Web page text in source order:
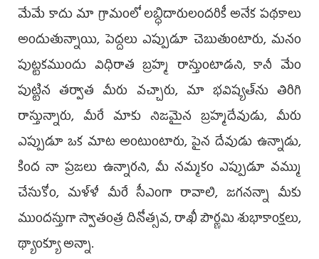
మేమే కాదు మా గ్రామంలో లబ్ధిదారులందరికీ అనేక పథకాలు
అందుతున్నాయి, పెద్దలు ఎప్పుడూ చెబుతుంటారు, మనం
పుట్టకముందు విధిరాత బ్రహ్మ రాస్తుంటాడని, కానీ మేం
పుట్టిన తర్వాత మీరు వచ్చారు, మా భవిష్యత్‌ను తిరిగి
రాస్తున్నారు, మీరే మాకు నిజమైన బ్రహ్మదేవుడు, మీరు
ఎప్పుడూ ఒక మాట అంటుంటారు, పైన దేవుడు ఉన్నాడు,
కింద నా ప్రజలు ఉన్నారని, మీ నమ్మకం ఎప్పుడూ వమ్ము
చేసుకోం, మళ్ళీ మీరే సీఎంగా రావాలి, జగనన్నా మీకు
ముందస్తుగా స్వాతంత్ర దినోత్సవ, రాఖీ పౌర్ణమి శుభాకాంక్షలు,
థ్యాంక్యూ అన్నా.